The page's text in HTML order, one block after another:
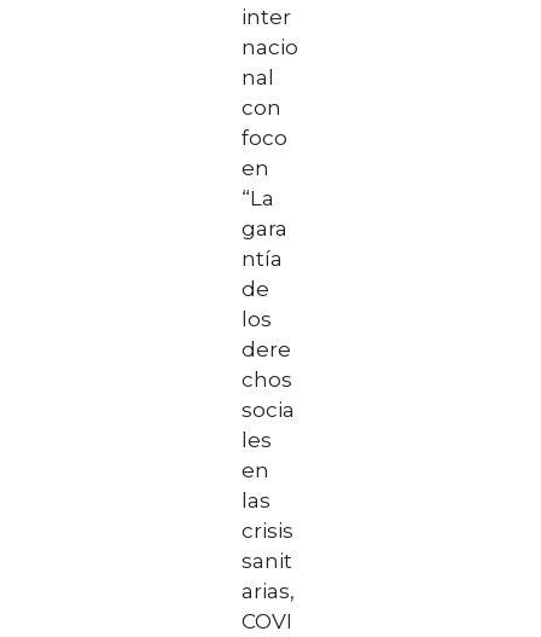
inter
nacio
nal
con
foco
en
“La
gara
ntía
de
los
dere
chos
socia
les
en
las
crisis
sanit
arias,
COVI